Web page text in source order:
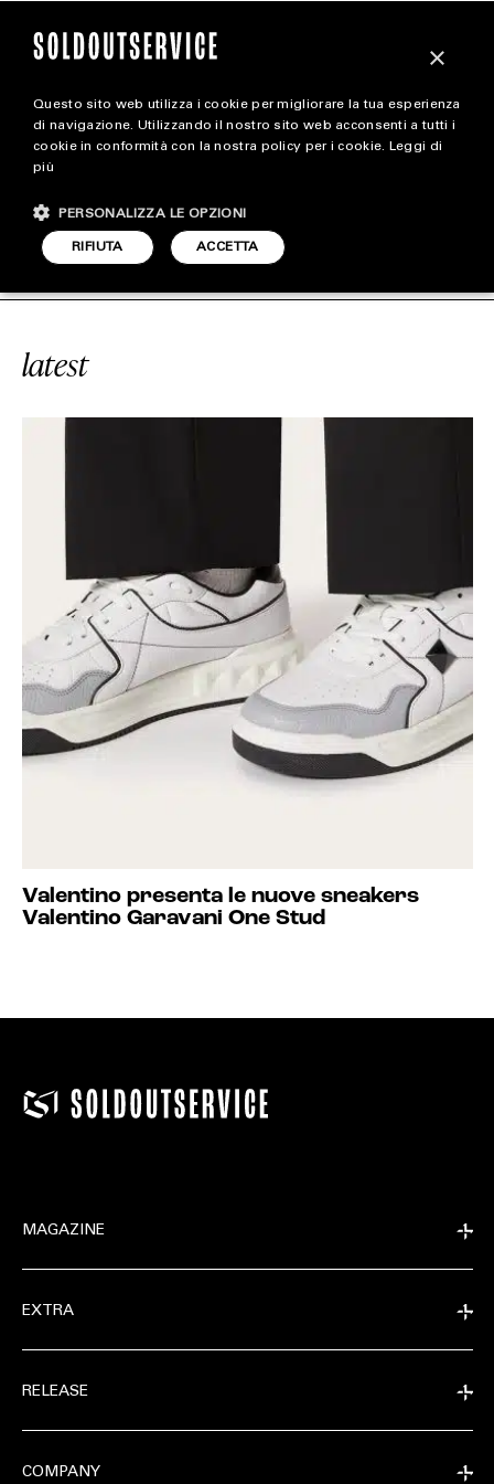
magazine
STYLE
FOOTWEAR
#ONE STUD SOLDOUTSERVICE
latest
Valentino presenta le nuove sneakers
Valentino Garavani One Stud
MAGAZINE
EXTRA
RELEASE
COMPANY
×
Questo sito web utilizza i cookie per migliorare la tua esperienza
di navigazione. Utilizzando il nostro sito web acconsenti a tutti i
cookie in conformità con la nostra policy per i cookie. Leggi di
più
ACCETTA
RIFIUTA
PERSONALIZZA LE OPZIONI